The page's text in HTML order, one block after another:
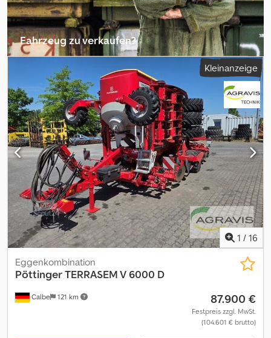
Fahrzeug zu verkaufen?
Inserat erstellen Kleinanzeige
1 / 16
Calbe 121 km
Eggenkombination
PöttingerTERRASEM V 6000 D
87.900 €
Festpreis zzgl. MwSt.
(104.601 € brutto)